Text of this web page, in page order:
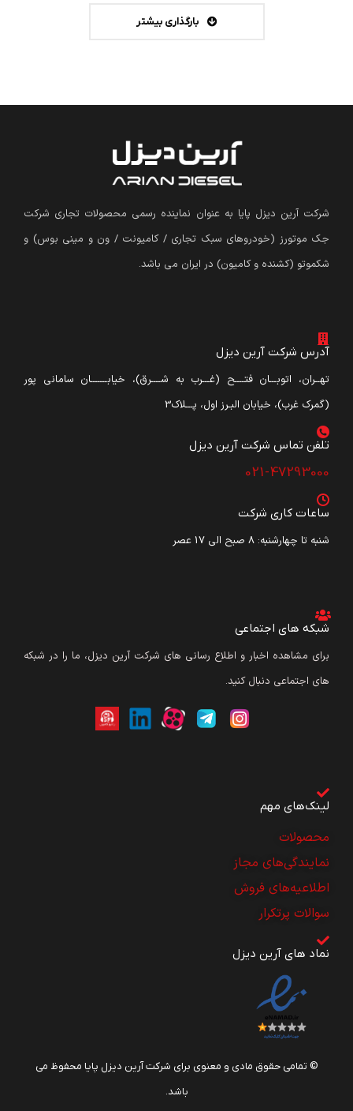
بارگذاری بیشتر
شرکت آرین دیزل پایا به عنوان نماینده رسمی محصولات تجاری شرکت
جک موتورز (خودروهای سبک تجاری / کامیونت / ون و مینی بوس) و
شکموتو (کشنده و کامیون) در ایران می باشد.
آدرس شرکت آرین دیزل
تهــران، اتوبـــان فتــــح (غـــرب به شــــرق)، خیابـــــــان سامانی پور
(گمرک غرب)، خیابان البـرز اول، پـــلاک3
تلفن تماس شرکت آرین دیزل​
021-47293000
ساعات کاری شرکت
شنبه تا چهارشنبه: ۸ صبح الی 17 عصر
شبکه های اجتماعی
برای مشاهده اخبار و اطلاع رسانی های شرکت آرین دیزل، ما را در شبکه
های اجتماعی دنبال کنید.
لینک‌های مهم
محصولات
نمایندگی‌های مجاز
اطلاعیه‌های فروش
سوالات پرتکرار
نماد های آرین دیزل
© تمامی حقوق مادی و معنوی برای شرکت آرین دیزل پایا محفوظ می
باشد.